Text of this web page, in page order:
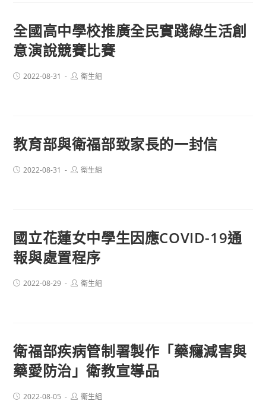
全國高中學校推廣全民實踐綠生活創
意演說競賽比賽
Post2022-08-31
Post衛生組
教育部與衛福部致家長的一封信
Post2022-08-31
Post衛生組
國立花蓮女中學生因應COVID-19通
報與處置程序
Post2022-08-29
Post衛生組
衛福部疾病管制署製作「藥癮減害與
藥愛防治」衛教宣導品
Post2022-08-05
Post衛生組